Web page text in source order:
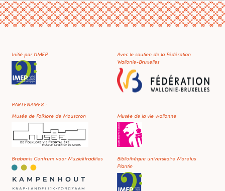
Initié par l'IMEP
Avec le soutien de la Fédération
Wallonie-Bruxelles
PARTENAIRES :
Musée de Folklore de Mouscron
Musée de la vie wallonne
Brabants Centrum voor Muziektradities
Bibliothèque universitaire Moretus
Plantin